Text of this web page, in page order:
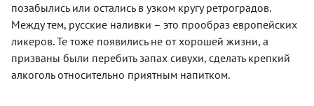
позабылись или остались в узком кругу ретроградов.
Между тем, русские наливки – это прообраз европейских
ликеров. Те тоже появились не от хорошей жизни, а
призваны были перебить запах сивухи, сделать крепкий
алкоголь относительно приятным напитком.